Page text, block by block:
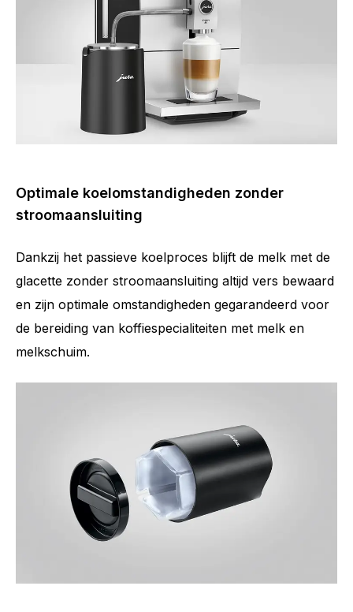
Optimale koelomstandigheden zonder
stroomaansluiting
Dankzij het passieve koelproces blijft de melk met de
glacette zonder stroomaansluiting altijd vers bewaard
en zijn optimale omstandigheden gegarandeerd voor
de bereiding van koffiespecialiteiten met melk en
melkschuim.